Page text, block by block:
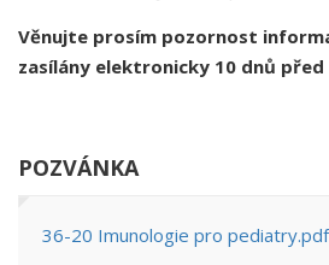
Věnujte prosím pozornost
zasílány elektronicky 10 dnů před
POZVÁNKA
36-20 Imunologie pro pediatry.pdf